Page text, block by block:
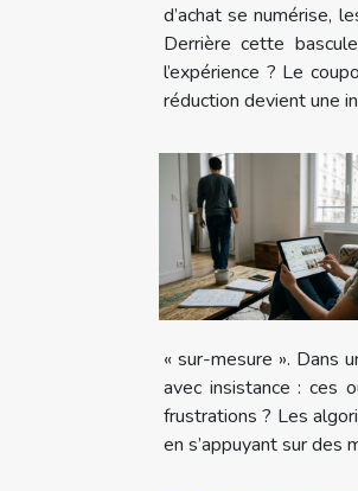
d’achat se numérise,
Derrière cette
l’expérience ? Le
réduction devient une
« sur-mesure ». Dans
avec insistance : ces
frustrations ? Les
en s’appuyant sur des